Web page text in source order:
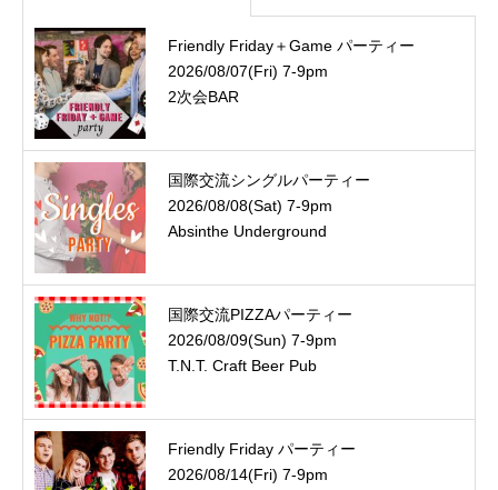
Friendly Friday＋Game パーティー
2026/08/07(Fri) 7-9pm
2次会BAR
国際交流シングルパーティー
2026/08/08(Sat) 7-9pm
Absinthe Underground
国際交流PIZZAパーティー
2026/08/09(Sun) 7-9pm
T.N.T. Craft Beer Pub
Friendly Friday パーティー
2026/08/14(Fri) 7-9pm